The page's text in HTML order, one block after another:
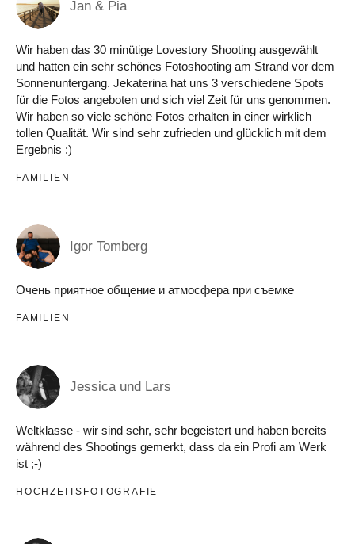
Jan & Pia
Wir haben das 30 minütige Lovestory Shooting ausgewählt
und hatten ein sehr schönes Fotoshooting am Strand vor dem
Sonnenuntergang. Jekaterina hat uns 3 verschiedene Spots
für die Fotos angeboten und sich viel Zeit für uns genommen.
Wir haben so viele schöne Fotos erhalten in einer wirklich
tollen Qualität. Wir sind sehr zufrieden und glücklich mit dem
Ergebnis :)
FAMILIEN
Igor Tomberg
Очень приятное общение и атмосфера при съемке
FAMILIEN
Jessica und Lars
Weltklasse - wir sind sehr, sehr begeistert und haben bereits
während des Shootings gemerkt, dass da ein Profi am Werk
ist ;-)
HOCHZEITSFOTOGRAFIE